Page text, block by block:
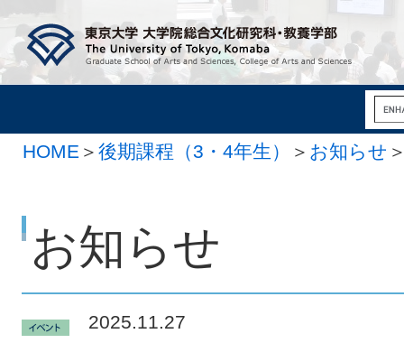
HOME ＞ 後期課程（3・4年生） ＞ お知らせ
お知らせ
2025.11.27